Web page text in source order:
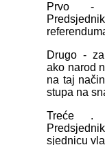
Prvo -
Drugo -
ako narod
na taj
stupa na
Treće .
sjednicu